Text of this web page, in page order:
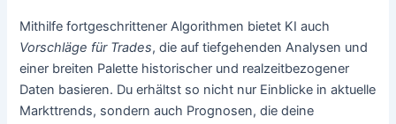
Mithilfe fortgeschrittener Algorithmen bietet KI auch
Vorschläge für Trades, die auf tiefgehenden Analysen und
einer breiten Palette historischer und realzeitbezogener
Daten basieren. Du erhältst so nicht nur Einblicke in aktuelle
Markttrends, sondern auch Prognosen, die deine